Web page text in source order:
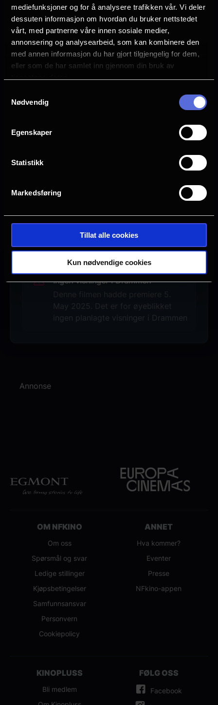
mediefunksjoner og for å analysere trafikken vår. Vi deler
dessuten informasjon om hvordan du bruker nettstedet
vårt, med partnerne våre innen sosiale medier,
annonsering og analysearbeid, som kan kombinere den
med annen informasjon du har gjort tilgjengelig for dem,
eller som de har samlet inn gjennom din bruk av
Nødvendig
Egenskaper
Statistikk
Markedsføring
Tillat alle cookies
Kun nødvendige cookies
Sjanger
Barnefilm
Childrens Movies
Distributør
Uavhengig distribusjon
Se mer
Ingen visninger i Drammen
May 2025. Det er for øyeblikket
ingen planlagte visninger i Drammen
Annonse
OM NFKINO
Om oss
Spørsmål og svar
Ledige stillinger
Kjøpsbetingelser
Samfunnsansvar
Personvern
Cookiepolicy
ANNET
Hva kommer?
Eventer
Presse
NFkino-appen
KINOPLUSS
Bli medlem
FØLG OSS
Facebook